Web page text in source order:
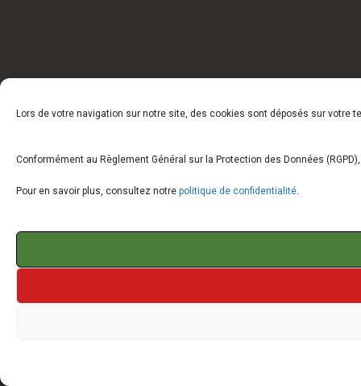
Lors de votre navigation sur notre site, des cookies sont déposés sur votre
Conformément au Règlement Général sur la Protection des Données
Pour en savoir plus, consultez notre politique de confidentialité.